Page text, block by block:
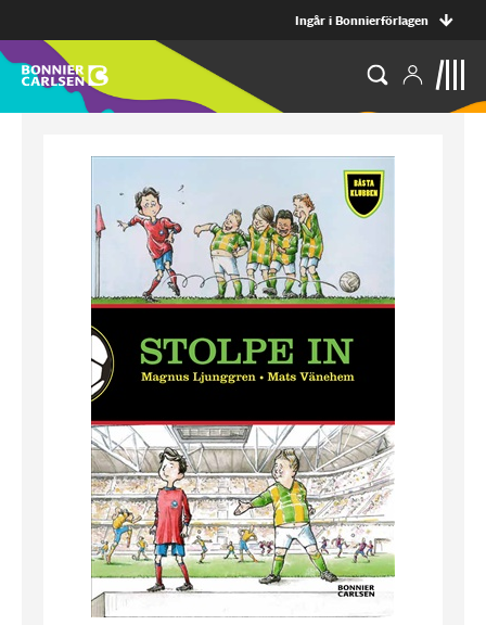
Ingår i Bonnierförlagen